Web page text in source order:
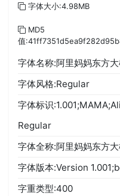
字体大小:4.98MB
MD5
值
字体名称:阿里妈妈东方
字体风格:Regular
字体标识
Regular
字体全称:阿里妈妈东方
字体版本:Version
字重类型:400